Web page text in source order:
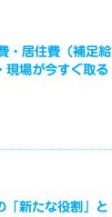
・居住費（補足給
現場が今すぐ取る
「新たな役割」と